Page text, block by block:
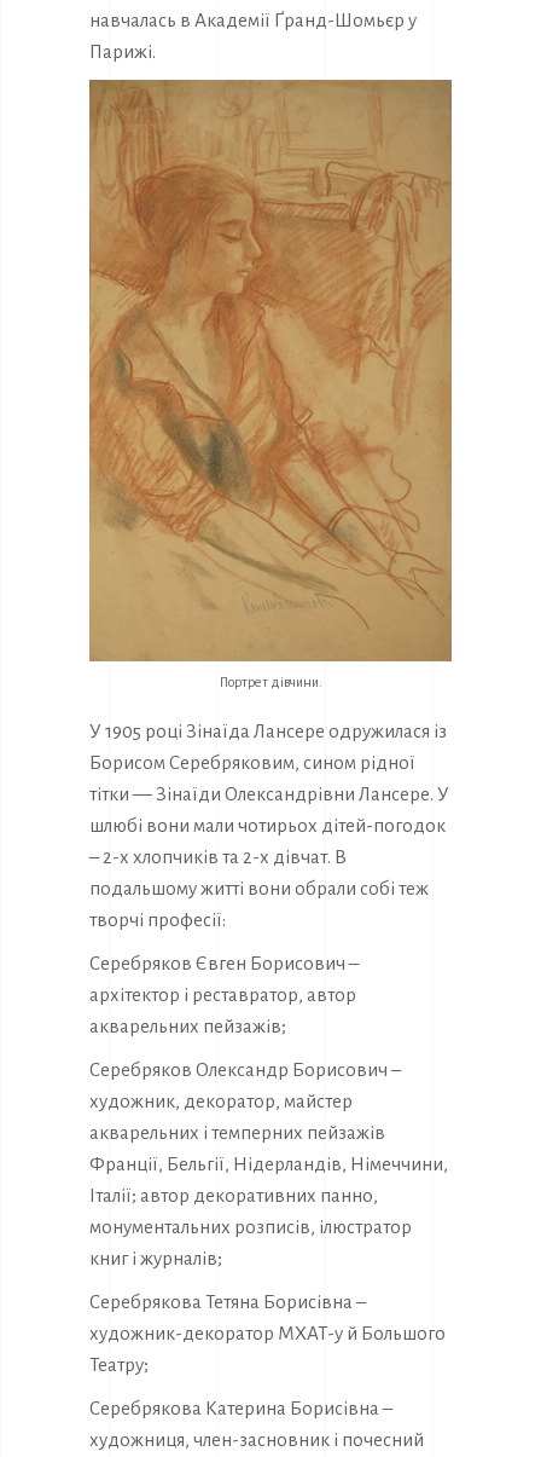
навчалась в Академії Ґранд-Шомьєр у
Парижі.
Портрет дівчини.
У 1905 році Зінаїда Лансере одружилася із
Борисом Серебряковим, сином рідної
тітки — Зінаїди Олександрівни Лансере. У
шлюбі вони мали чотирьох дітей-погодок
– 2-х хлопчиків та 2-х дівчат. В
подальшому житті вони обрали собі теж
творчі професії:
Серебряков Євген Борисович –
архітектор і реставратор, автор
акварельних пейзажів;
Серебряков Олександр Борисович –
художник, декоратор, майстер
акварельних і темперних пейзажів
Франції, Бельгії, Нідерландів, Німеччини,
Італії; автор декоративних панно,
монументальних розписів, ілюстратор
книг і журналів;
Серебрякова Тетяна Борисівна –
художник-декоратор МХАТ-у й Большого
Театру;
Серебрякова Катерина Борисівна –
художниця, член-засновник і почесний